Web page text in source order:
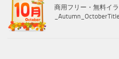
商用フリー・無料イ